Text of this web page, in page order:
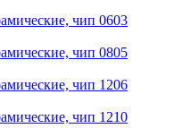
чип 0603
чип 0805
чип 1206
чип 1210